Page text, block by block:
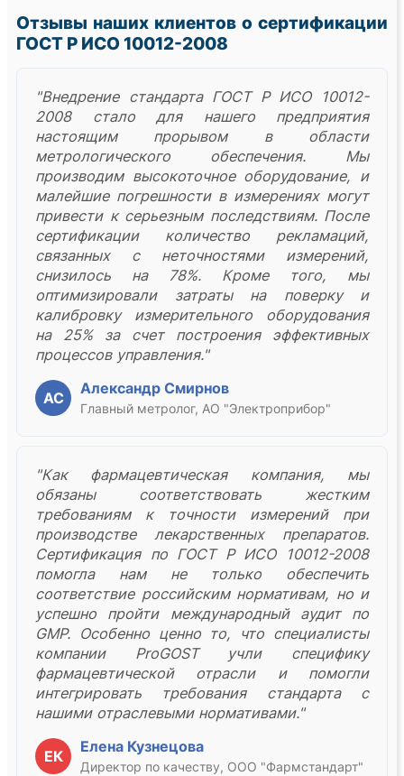
Отзывы наших клиентов о сертификации
ГОСТ Р ИСО 10012-2008
"Внедрение стандарта ГОСТ Р ИСО 10012-
2008 стало для нашего предприятия
настоящим прорывом в области
метрологического обеспечения. Мы
производим высокоточное оборудование, и
малейшие погрешности в измерениях могут
привести к серьезным последствиям. После
сертификации количество рекламаций,
связанных с неточностями измерений,
снизилось на 78%. Кроме того, мы
оптимизировали затраты на поверку и
калибровку измерительного оборудования
на 25% за счет построения эффективных
процессов управления."
АС
Александр Смирнов
Главный метролог, АО "Электроприбор"
"Как фармацевтическая компания, мы
обязаны соответствовать жестким
требованиям к точности измерений при
производстве лекарственных препаратов.
Сертификация по ГОСТ Р ИСО 10012-2008
помогла нам не только обеспечить
соответствие российским нормативам, но и
успешно пройти международный аудит по
GMP. Особенно ценно то, что специалисты
компании ProGOST учли специфику
фармацевтической отрасли и помогли
интегрировать требования стандарта с
нашими отраслевыми нормативами."
ЕК
Елена Кузнецова
Директор по качеству, ООО "Фармстандарт"